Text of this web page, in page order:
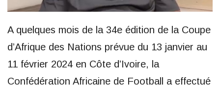
A quelques mois de la 34e édition de la Coupe
d’Afrique des Nations prévue du 13 janvier au
11 février 2024 en Côte d’Ivoire, la
Confédération Africaine de Football a effectué